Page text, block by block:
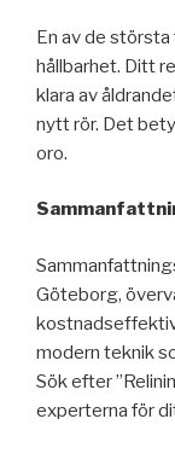
En av de största
hållbarhet. Ditt
klara av
nytt rör. Det
oro.
Göteborg,
modern teknik
Sök efter
experterna för